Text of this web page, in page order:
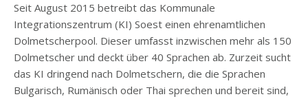
Seit August 2015 betreibt das Kommunale
Integrationszentrum (KI) Soest einen ehrenamtlichen
Dolmetscherpool. Dieser umfasst inzwischen mehr als 150
Dolmetscher und deckt über 40 Sprachen ab. Zurzeit sucht
das KI dringend nach Dolmetschern, die die Sprachen
Bulgarisch, Rumänisch oder Thai sprechen und bereit sind,